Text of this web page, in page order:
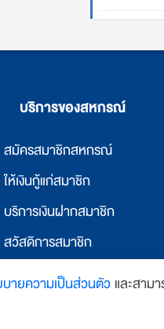
บริการของสหกรณ์
สมัครสมาชิกสหกรณ์
ให้เงินกู้แก่สมาชิก
บริการเงินฝากสมาชิก
สวัสดิการสมาชิก
ให้เงินกู้แก่สหกรณ์อื่น
บายความเป็นส่วนตัว และสาม